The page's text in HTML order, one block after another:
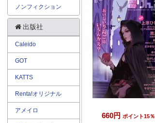
660円 ポイント15％
ノンフィクション
出版社
Caleido
GOT
KATTS
Renta!オリジナル
アメイロ